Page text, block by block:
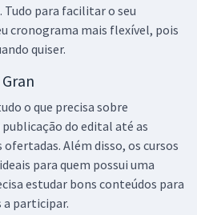
Tudo para facilitar o seu
cronograma mais flexível, pois
quiser.
o que precisa sobre
do edital até as
Além disso, os cursos
para quem possui uma
estudar bons conteúdos para
a participar.